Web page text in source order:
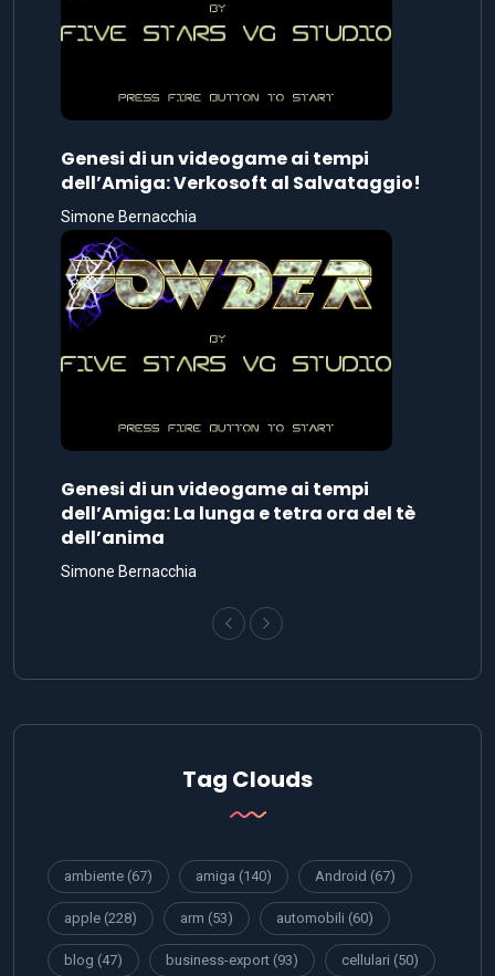
Genesi di un videogame ai tempi
dell’Amiga: Verkosoft al Salvataggio!
Simone Bernacchia
Genesi di un videogame ai tempi
dell’Amiga: La lunga e tetra ora del tè
dell’anima
Simone Bernacchia
Tag Clouds
ambiente (67) amiga (140) Android (67)
apple (228) arm (53) automobili (60)
blog (47) business-export (93) cellulari (50)